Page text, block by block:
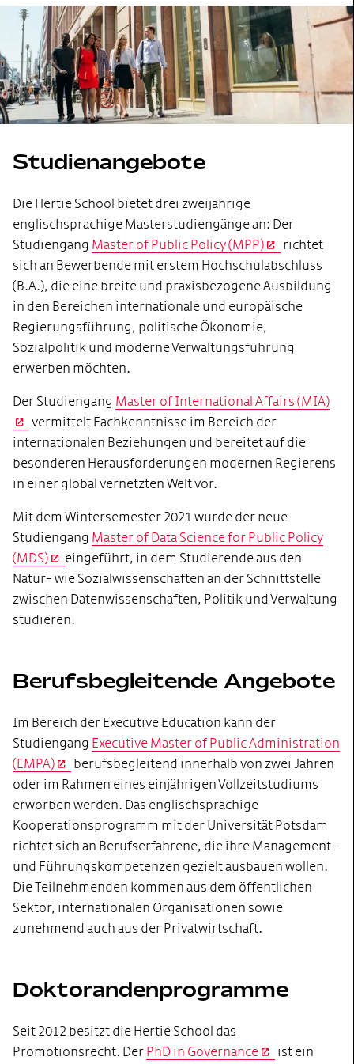
Studienangebote
Die Hertie School bietet drei zweijährige
englischsprachige Masterstudiengänge an: Der
Studiengang Master of Public Policy (MPP)
richtet
sich an Bewerbende mit erstem Hochschulabschluss
(B.A.), die eine breite und praxisbezogene Ausbildung
in den Bereichen internationale und europäische
Regierungsführung, politische Ökonomie,
Sozialpolitik und moderne Verwaltungsführung
erwerben möchten.
Der Studiengang Master of International Affairs (MIA)
vermittelt Fachkenntnisse im Bereich der
internationalen Beziehungen und bereitet auf die
besonderen Herausforderungen modernen Regierens
in einer global vernetzten Welt vor.
Mit dem Wintersemester 2021 wurde der neue
Studiengang Master of Data Science for Public Policy
(MDS)
eingeführt, in dem Studierende aus den
Natur- wie Sozialwissenschaften an der Schnittstelle
zwischen Datenwissenschaften, Politik und Verwaltung
studieren.
Berufsbegleitende Angebote
Im Bereich der Executive Education kann der
Studiengang Executive Master of Public Administration
(EMPA)
berufsbegleitend innerhalb von zwei Jahren
oder im Rahmen eines einjährigen Vollzeitstudiums
erworben werden. Das englischsprachige
Kooperationsprogramm mit der Universität Potsdam
richtet sich an Berufserfahrene, die ihre Management-
und Führungskompetenzen gezielt ausbauen wollen.
Die Teilnehmenden kommen aus dem öffentlichen
Sektor, internationalen Organisationen sowie
zunehmend auch aus der Privatwirtschaft.
Doktorandenprogramme
Seit 2012 besitzt die Hertie School das
Promotionsrecht. Der PhD in Governance ist ein